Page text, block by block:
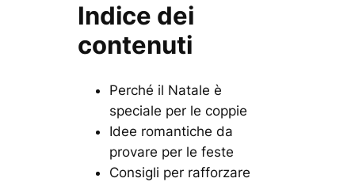
Indice dei
contenuti
Perché il Natale è
speciale per le coppie
Idee romantiche da
provare per le feste
Consigli per rafforzare